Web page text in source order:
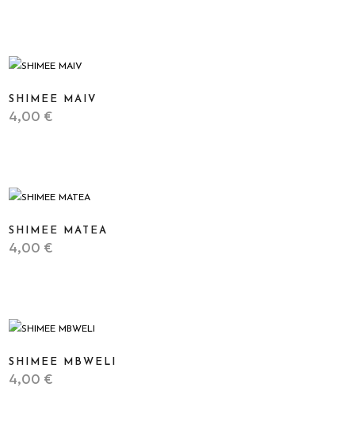
SHIMEE MAIV
4,00 €
SHIMEE MATEA
4,00 €
SHIMEE MBWELI
4,00 €